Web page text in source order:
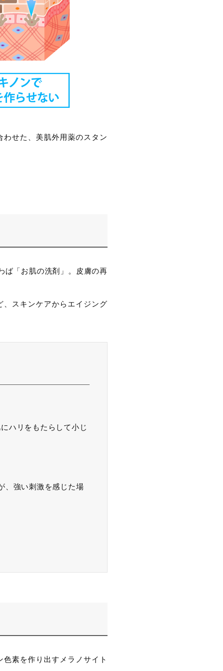
せた、美肌外用薬のスタン
ば「お肌の洗剤」。皮膚の再
スキンケアからエイジング
ハリをもたらして小じ
、強い刺激を感じた場
素を作り出すメラノサイト